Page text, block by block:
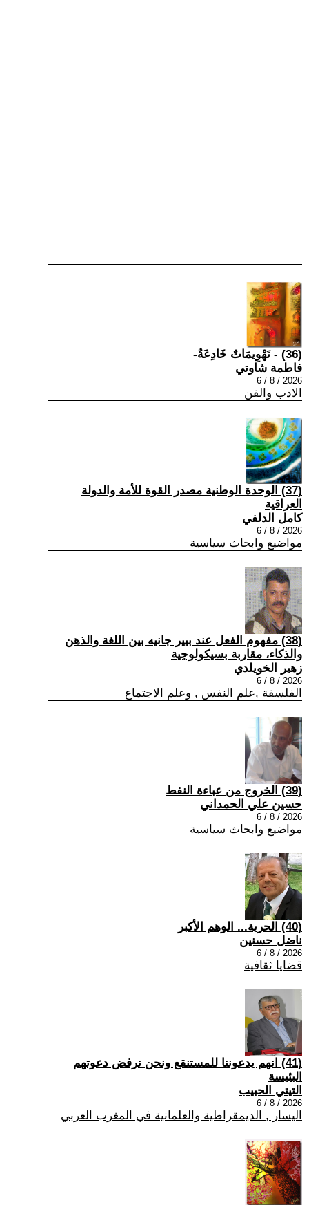
(36) - تَهْوِيمَاتٌ خَادِعَةٌ-
فاطمة شاوتي
2026 / 8 / 6
الادب والفن
(37) الوحدة الوطنية مصدر القوة للأمة والدولة
العراقية
كامل الدلفي
2026 / 8 / 6
مواضيع وابحاث سياسية
(38) مفهوم الفعل عند بيير جانيه بين اللغة والذهن
والذكاء، مقاربة بسيكولوجية
زهير الخويلدي
2026 / 8 / 6
الفلسفة ,علم النفس , وعلم الاجتماع
(39) الخروج من عباءة النفط
حسين علي الحمداني
2026 / 8 / 6
مواضيع وابحاث سياسية
(40) الحرية... الوهم الأكبر
ناضل حسنين
2026 / 8 / 6
قضايا ثقافية
(41) انهم يدعوننا للمستنقع ونحن نرفض دعوتهم
البئيسة
التيتي الحبيب
2026 / 8 / 6
اليسار , الديمقراطية والعلمانية في المغرب العربي